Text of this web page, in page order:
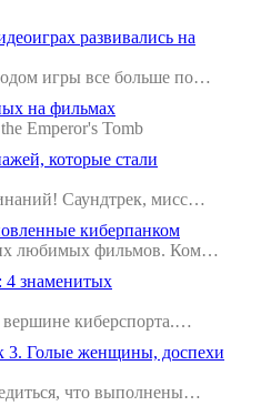
развивались на
игры все больше по…
на фильмах
Emperor's Tomb
которые стали
Саундтрек, мисс…
киберпанком
любимых фильмов. Ком…
4 знаменитых
вершине киберспорта.…
3. Голые женщины, доспехи
что выполнены…